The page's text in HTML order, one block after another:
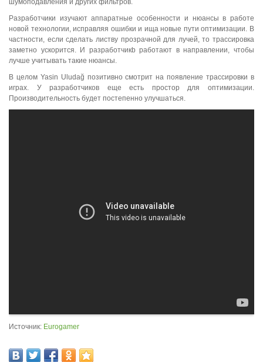
шумоподавления и других фильтров.
Разработчики изучают аппаратные особенности и нюансы в работе
новой технологии, исправляя ошибки и ища новые пути оптимизации. В
частности, если сделать листву прозрачной для лучей, то трассировка
заметно ускорится. И разработчикb работают в направлении, чтобы
лучше учитывать такие нюансы.
В целом Yasin Uludağ позитивно смотрит на появление трассировки в
играх. У разработчиков еще есть простор для оптимизации.
Производительность будет постепенно улучшаться.
Источник: Eurogamer